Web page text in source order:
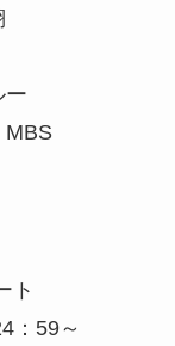
ー
MBS
ト
：59～